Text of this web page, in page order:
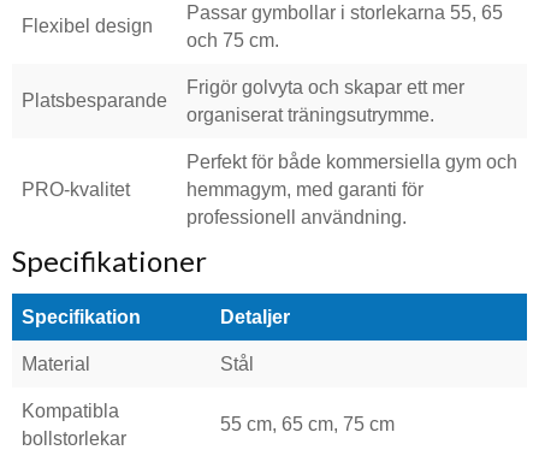
Flexibel design
Passar gymbollar i storlekarna 55, 65
och 75 cm.
Platsbesparande
Frigör golvyta och skapar ett mer
organiserat träningsutrymme.
PRO-kvalitet
Perfekt för både kommersiella gym och
hemmagym, med garanti för
professionell användning.
Specifikationer
Specifikation Detaljer
Material Stål
Kompatibla
bollstorlekar
55 cm, 65 cm, 75 cm